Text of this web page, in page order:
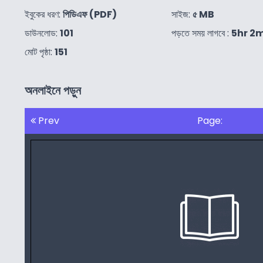
ইবুকের ধরণ: পিডিএফ (PDF)
ডাউনলোড: 101
মোট পৃষ্ঠা: 151
সাইজ: ৫ MB
পড়তে সময় লাগবে : 5hr
অনলাইনে পড়ুন
Prev Page: